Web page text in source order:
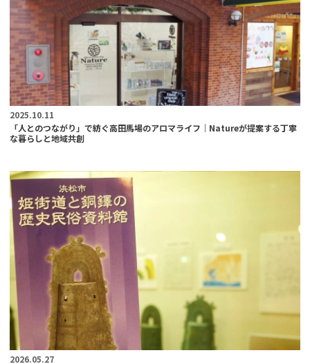
2025.10.11
「人とのつながり」で紡ぐ高田馬場のアロマライフ｜Natureが提案する丁寧
な暮らしと地域共創
2026.05.27